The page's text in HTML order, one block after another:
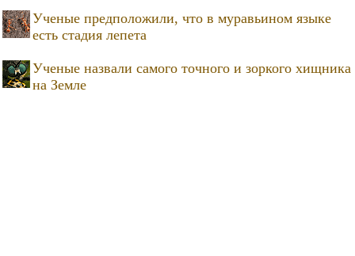
Ученые предположили, что в муравьином языке
есть стадия лепета
Ученые назвали самого точного и зоркого хищника
на Земле